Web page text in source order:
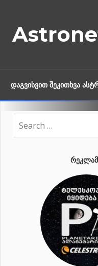
content
ᲓᲐᲒᲕᲘᲡᲕᲘᲗ ᲨᲔᲙᲘᲗᲮᲕᲐ